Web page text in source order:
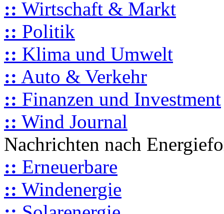
:: Wirtschaft & Markt
:: Politik
:: Klima und Umwelt
:: Auto & Verkehr
:: Finanzen und Investment
:: Wind Journal
Nachrichten nach
:: Erneuerbare
:: Windenergie